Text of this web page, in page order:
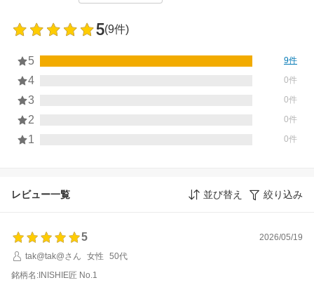
5(9件)
5 9件
4 0件
3 0件
2 0件
1 0件
レビュー一覧 並び替え 絞り込み
5
2026/05/19
tak@tak@さん
女性
50代
銘柄名:INISHIE匠 No.1